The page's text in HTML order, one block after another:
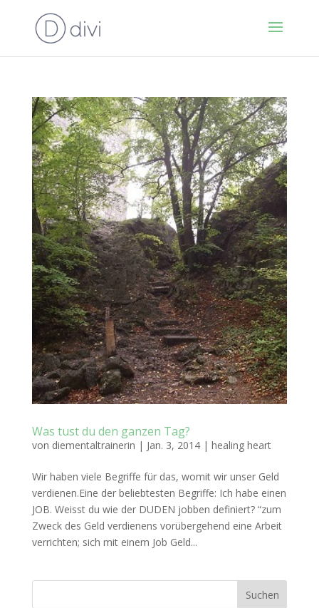
Was tust du den ganzen Tag?
von diementaltrainerin | Jan. 3, 2014| healing heart
Wir haben viele Begriffe für das, womit wir unser Geld
verdienen.Eine der beliebtesten Begriffe: Ich habe einen
JOB. Weisst du wie der DUDEN jobben definiert? “zum
Zweck des Geld verdienens vorübergehend eine Arbeit
verrichten; sich mit einem Job Geld...